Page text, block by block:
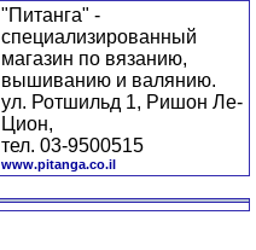
"Питанга" -
специализированный
магазин по вязанию,
вышиванию и валянию.
ул. Ротшильд 1, Ришон Ле-
Цион,
тел. 03-9500515
www.pitanga.co.il